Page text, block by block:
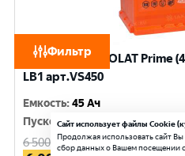
Фильтр
Аккумулятор VOLAT Prime
LB1 арт.VS450
Емкость:45 Ач
Пусковой ток:420 A
6 500 руб.
Сайт использует файлы Cookie
Продолжая использовать сайт Вы
сбор данных о Вашем посещении